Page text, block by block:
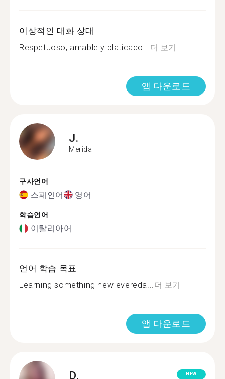
이상적인 대화 상대
Respetuoso, amable y platicado...더 보기
앱 다운로드
J.
Merida
구사언어
스페인어 영어
학습언어
이탈리아어
언어 학습 목표
Learning something new evereda...더 보기
앱 다운로드
D. NEW